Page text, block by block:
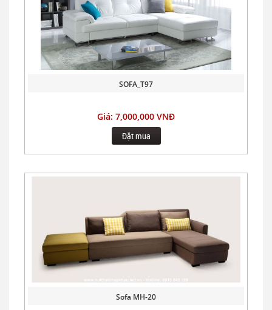
SOFA_T97
Giá: 7,000,000 VNĐ
Đặt mua
Sofa MH-20